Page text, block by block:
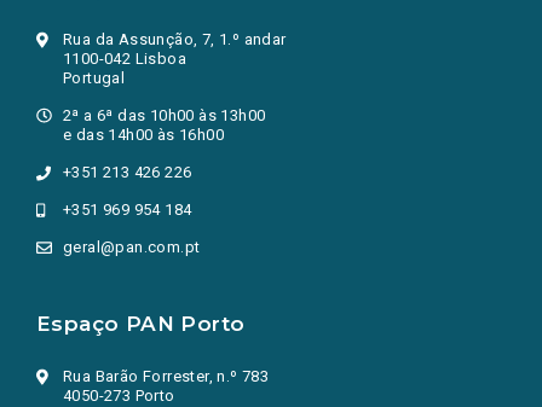
Rua da Assunção, 7, 1.º andar
1100-042 Lisboa
Portugal
2ª a 6ª das 10h00 às 13h00
e das 14h00 às 16h00
+351 213 426 226
+351 969 954 184
geral@pan.com.pt
Espaço PAN Porto
Rua Barão Forrester, n.º 783
4050-273 Porto